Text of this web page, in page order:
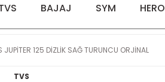
BAJAJ SYM HERO
JUPİTER 125 DİZLİK SAĞ TURUNCU ORJİNAL
TVS